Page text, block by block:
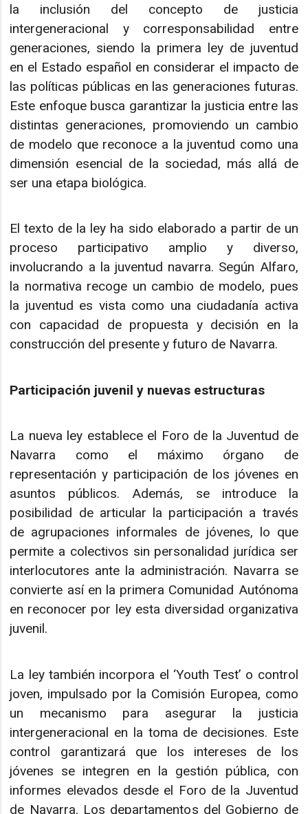
la inclusión del concepto de justicia
intergeneracional y corresponsabilidad entre
generaciones, siendo la primera ley de juventud
en el Estado español en considerar el impacto de
las políticas públicas en las generaciones futuras.
Este enfoque busca garantizar la justicia entre las
distintas generaciones, promoviendo un cambio
de modelo que reconoce a la juventud como una
dimensión esencial de la sociedad, más allá de
ser una etapa biológica.
El texto de la ley ha sido elaborado a partir de un
proceso participativo amplio y diverso,
involucrando a la juventud navarra. Según Alfaro,
la normativa recoge un cambio de modelo, pues
la juventud es vista como una ciudadanía activa
con capacidad de propuesta y decisión en la
construcción del presente y futuro de Navarra.
Participación juvenil y nuevas estructuras
La nueva ley establece el Foro de la Juventud de
Navarra como el máximo órgano de
representación y participación de los jóvenes en
asuntos públicos. Además, se introduce la
posibilidad de articular la participación a través
de agrupaciones informales de jóvenes, lo que
permite a colectivos sin personalidad jurídica ser
interlocutores ante la administración. Navarra se
convierte así en la primera Comunidad Autónoma
en reconocer por ley esta diversidad organizativa
juvenil.
La ley también incorpora el ‘Youth Test’ o control
joven, impulsado por la Comisión Europea, como
un mecanismo para asegurar la justicia
intergeneracional en la toma de decisiones. Este
control garantizará que los intereses de los
jóvenes se integren en la gestión pública, con
informes elevados desde el Foro de la Juventud
de Navarra. Los departamentos del Gobierno de